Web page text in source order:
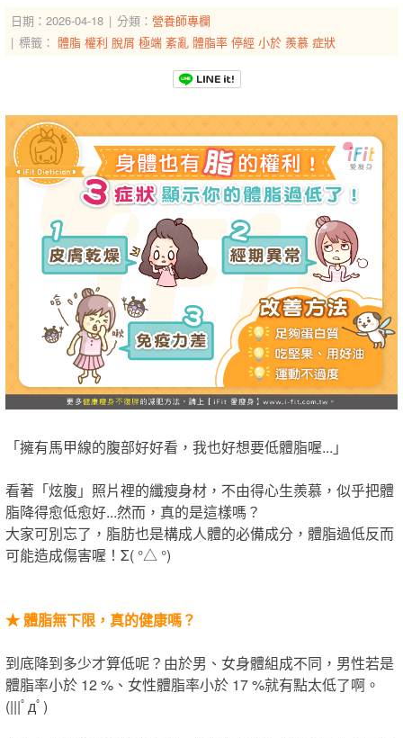
日期：2026-04-18 分類： 營養師專欄
標籤： 體脂 權利 脫屑 極端 紊亂 體脂率 停經 小於 羨慕 症狀
「​擁有馬甲線的腹部好好看，我也好想要低體脂喔...」
看著「炫腹」照片裡的纖瘦身材，​不由得心生羨慕，​似乎把體
脂降得愈低愈好​...​然而​​，​真的是這樣嗎？
大家可別忘了，脂肪也是構成人體的必備成分，體脂過低​反而​
可能造成傷害​喔​！Σ( °△ °)
★體脂無下限，真的健康嗎？
到底降到多少才算低呢？由於男、女身體組成不同，男性若是
體脂率小於 12 %、女性體脂率小於 17 %就有點太低了啊。
(|||ﾟдﾟ)